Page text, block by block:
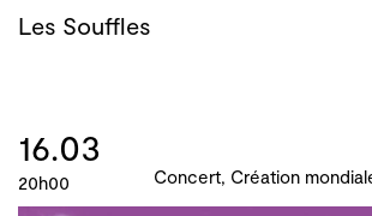
Les Souffles
16.03
20h00